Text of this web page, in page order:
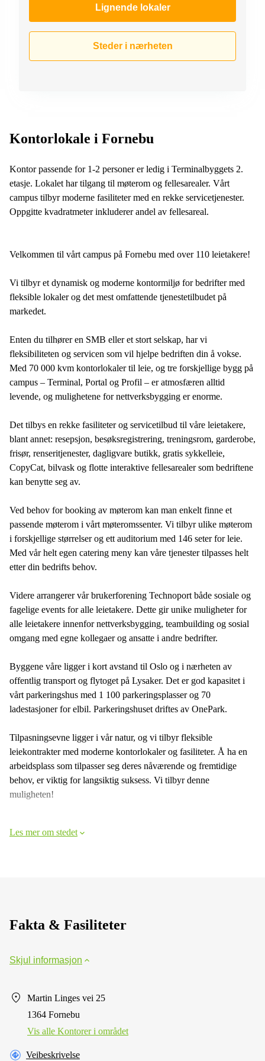
Lignende lokaler
Steder i nærheten
Kontorlokale i Fornebu
Kontor passende for 1-2 personer er ledig i Terminalbyggets 2.
etasje. Lokalet har tilgang til møterom og fellesarealer. Vårt
campus tilbyr moderne fasiliteter med en rekke servicetjenester.
Oppgitte kvadratmeter inkluderer andel av fellesareal.
Velkommen til vårt campus på Fornebu med over 110 leietakere!
Vi tilbyr et dynamisk og moderne kontormiljø for bedrifter med
fleksible lokaler og det mest omfattende tjenestetilbudet på
markedet.
Enten du tilhører en SMB eller et stort selskap, har vi
fleksibiliteten og servicen som vil hjelpe bedriften din å vokse.
Med 70 000 kvm kontorlokaler til leie, og tre forskjellige bygg på
campus – Terminal, Portal og Profil – er atmosfæren alltid
levende, og mulighetene for nettverksbygging er enorme.
Det tilbys en rekke fasiliteter og servicetilbud til våre leietakere,
blant annet: resepsjon, besøksregistrering, treningsrom, garderobe,
frisør, renseritjenester, dagligvare butikk, gratis sykkelleie,
CopyCat, bilvask og flotte interaktive fellesarealer som bedriftene
kan benytte seg av.
Ved behov for booking av møterom kan man enkelt finne et
passende møterom i vårt møteromssenter. Vi tilbyr ulike møterom
i forskjellige størrelser og ett auditorium med 146 seter for leie.
Med vår helt egen catering meny kan våre tjenester tilpasses helt
etter din bedrifts behov.
Videre arrangerer vår brukerforening Technoport både sosiale og
fagelige events for alle leietakere. Dette gir unike muligheter for
alle leietakere innenfor nettverksbygging, teambuilding og sosial
omgang med egne kollegaer og ansatte i andre bedrifter.
Byggene våre ligger i kort avstand til Oslo og i nærheten av
offentlig transport og flytoget på Lysaker. Det er god kapasitet i
vårt parkeringshus med 1 100 parkeringsplasser og 70
ladestasjoner for elbil. Parkeringshuset driftes av OnePark.
Tilpasningsevne ligger i vår natur, og vi tilbyr fleksible
leiekontrakter med moderne kontorlokaler og fasiliteter. Å ha en
arbeidsplass som tilpasser seg deres nåværende og fremtidige
behov, er viktig for langsiktig suksess. Vi tilbyr denne
muligheten!
Les mer om stedet
Fakta & Fasiliteter
Skjul informasjon
Martin Linges vei 25
1364 Fornebu
Vis alle Kontorer i området
Veibeskrivelse